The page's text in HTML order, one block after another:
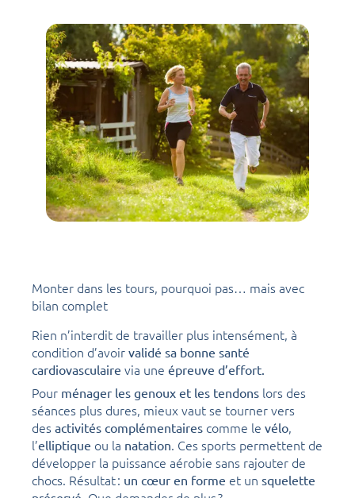
Monter dans les tours, pourquoi pas… mais avec
bilan complet
Rien n’interdit de travailler plus intensément, à
condition d’avoir validé sa bonne santé
cardiovasculaire via une épreuve d’effort.
Pour ménager les genoux et les tendons lors des
séances plus dures, mieux vaut se tourner vers
des activités complémentaires comme le vélo,
l’elliptique ou la natation. Ces sports permettent de
développer la puissance aérobie sans rajouter de
chocs. Résultat : un cœur en forme et un squelette